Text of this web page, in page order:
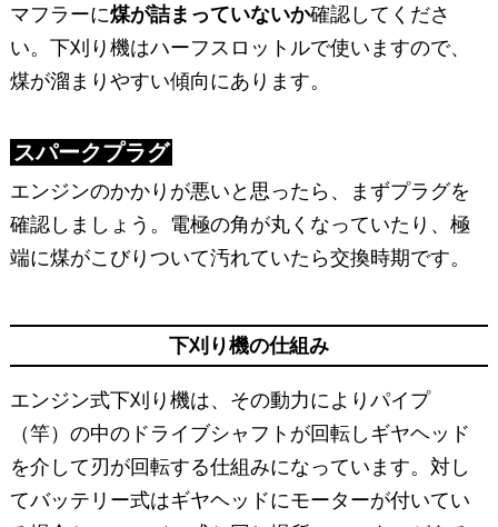
マフラーに煤が詰まっていないか確認してくださ
い。下刈り機はハーフスロットルで使いますので、
煤が溜まりやすい傾向にあります。
スパークプラグ
エンジンのかかりが悪いと思ったら、まずプラグを
確認しましょう。電極の角が丸くなっていたり、極
端に煤がこびりついて汚れていたら交換時期です。
下刈り機の仕組み
エンジン式下刈り機は、その動力によりパイプ
（竿）の中のドライブシャフトが回転しギヤヘッド
を介して刃が回転する仕組みになっています。対し
てバッテリー式はギヤヘッドにモーターが付いてい